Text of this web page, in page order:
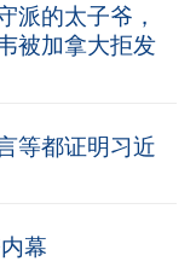
派的太子爷，
被加拿大拒发
等都证明习近
幕